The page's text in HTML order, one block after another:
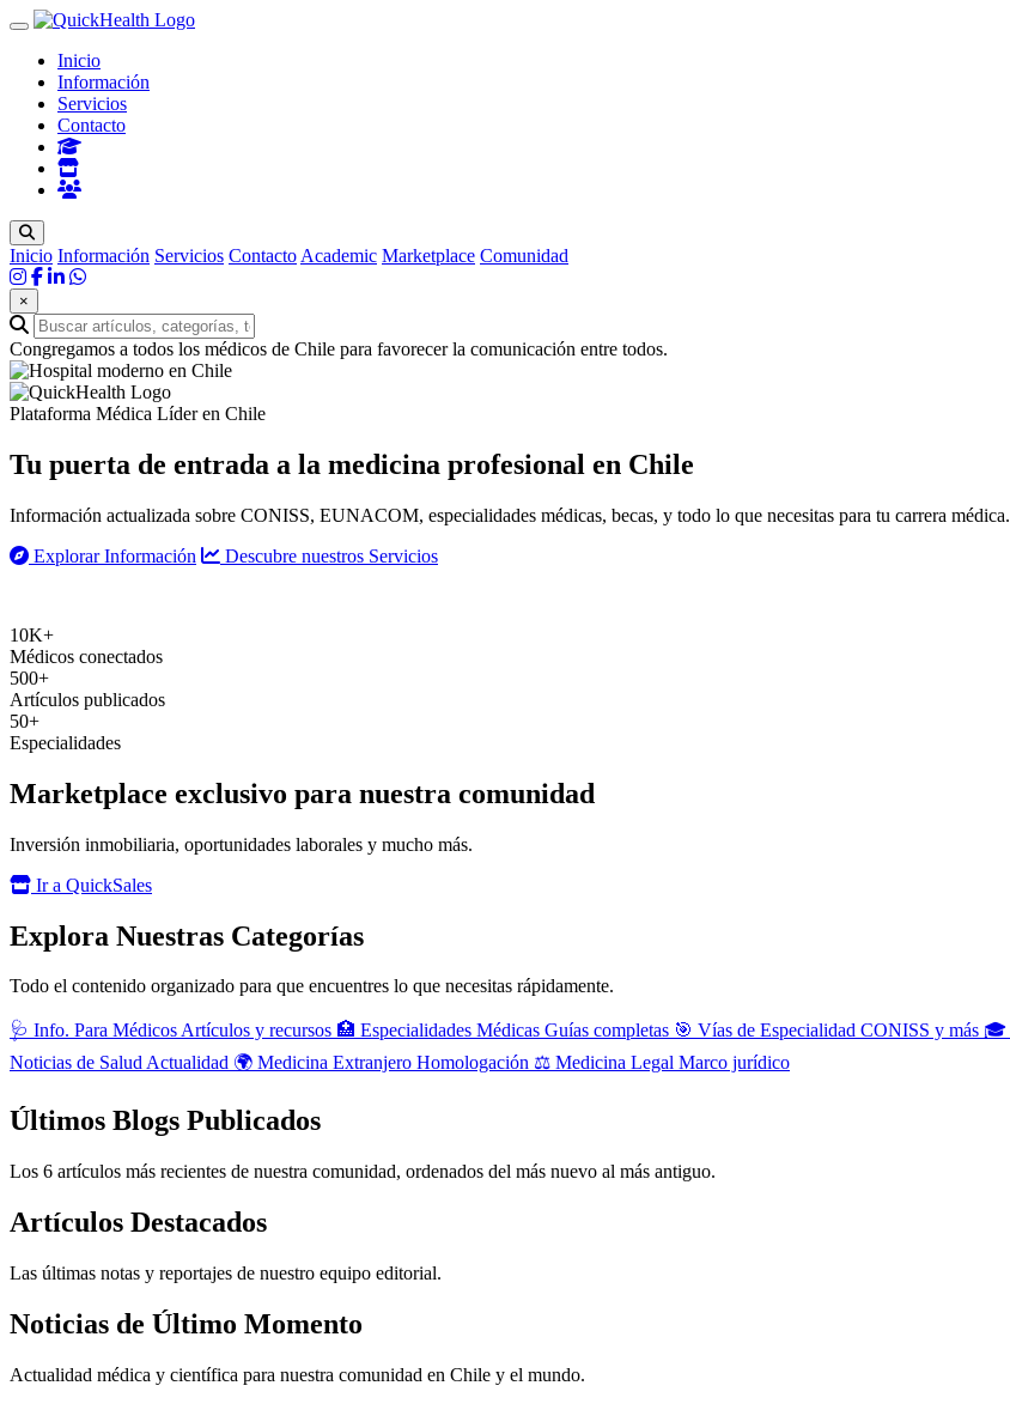
Inicio
Información
Servicios
Contacto
Inicio Información Servicios Contacto Academic Marketplace Comunidad
×
Congregamos a todos los médicos de Chile para favorecer la comunicación entre todos.
Plataforma Médica Líder en Chile
Tu puerta de entrada a la medicina profesional en Chile
Información actualizada sobre CONISS, EUNACOM, especialidades médicas, becas, y todo lo que necesitas para tu carrera médica.
Explorar Información
Descubre nuestros Servicios
10K+
Médicos conectados
500+
Artículos publicados
50+
Especialidades
Marketplace exclusivo para nuestra comunidad
Inversión inmobiliaria, oportunidades laborales y mucho más.
Ir a QuickSales
Explora Nuestras Categorías
Todo el contenido organizado para que encuentres lo que necesitas rápidamente.
🩺 Info. Para MédicosArtículos y recursos 🏥 Especialidades Médicas Guías completas 🎯 Vías de Especialidad CONISS y más 🎓
Noticias de SaludActualidad 🌍 Medicina Extranjero Homologación ⚖️ Medicina Legal Marco jurídico
Últimos Blogs Publicados
Los 6 artículos más recientes de nuestra comunidad, ordenados del más nuevo al más antiguo.
Artículos Destacados
Las últimas notas y reportajes de nuestro equipo editorial.
Noticias de Último Momento
Actualidad médica y científica para nuestra comunidad en Chile y el mundo.